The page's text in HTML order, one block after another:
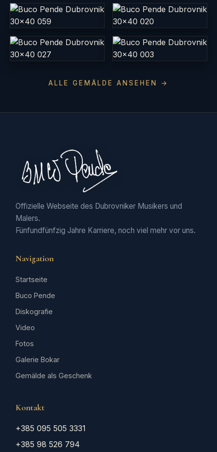
ALLE GEMÄLDE ANSEHEN →
Offizielle Webseite des Dubrovniker Musikers und
Malers.
Fünfundfünfzig Jahre Karriere, noch viel mehr vor uns.
Navigation
Startseite
Buco Pende
Diskografie
Video
Fotos
Galerie Bokar
Gemälde als Geschenk
Kontakt
+385 095 505 3331
+385 98 526 794